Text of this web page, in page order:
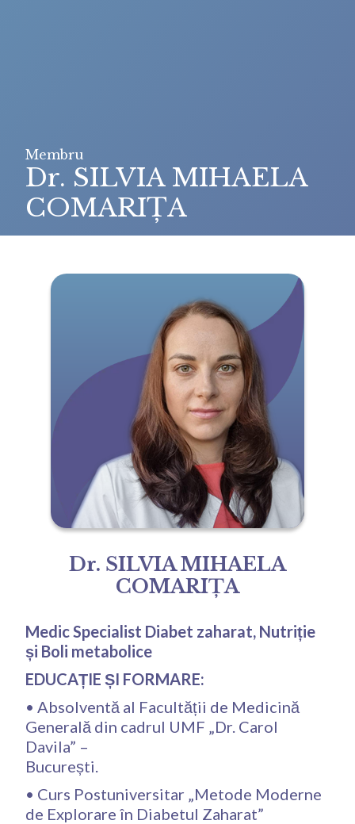
Membru
Dr. SILVIA MIHAELA
COMARIȚA
Dr. SILVIA MIHAELA
COMARIȚA
Medic Specialist Diabet zaharat, Nutriție
și Boli metabolice
EDUCAȚIE ȘI FORMARE:
• Absolventă al Facultății de Medicină
Generală din cadrul UMF „Dr. Carol
Davila” –
București.
• Curs Postuniversitar „Metode Moderne
de Explorare în Diabetul Zaharat”